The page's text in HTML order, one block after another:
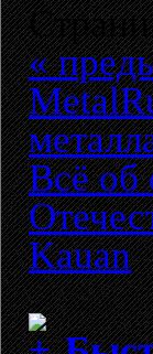
«
Всё об
Kauan